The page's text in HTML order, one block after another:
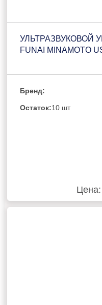
УЛЬТРАЗВУКОВОЙ
FUNAI MINAMOTO
Бренд:
Остаток:10 шт
Цена: